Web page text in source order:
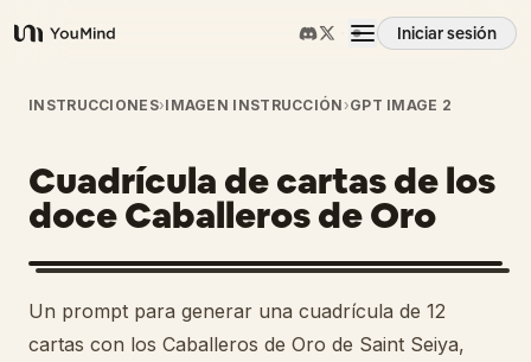
YouMind
Iniciar sesión
Resumen
Casos de uso
Habilidades
Prompts
INSTRUCCIONES›IMAGEN INSTRUCCIÓN ›GPT IMAGE 2
Cuadrícula de cartas de los
doce Caballeros de Oro
Un prompt para generar una cuadrícula de 12
cartas con los Caballeros de Oro de Saint Seiya,